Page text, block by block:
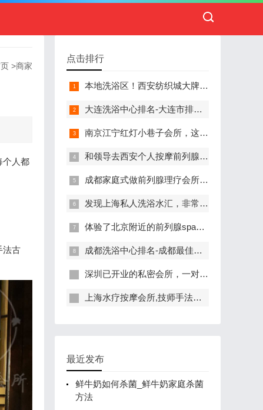
>商家
个人都
法古
点击排行
本地洗浴区！西安纺织城大牌精英男子会馆.让你不负此行（新项目)）
大连洗浴中心排名-大连市排名前十的洗浴中心盘点
南京江宁红灯小巷子会所，这里您来了就不想走
和领导去西安个人按摩前列腺私人养生馆，体验一次最舒心的感受
成都家庭式做前列腺理疗会所,按摩按得特别舒服，放松减压的好地方
发现上海私人洗浴水汇，非常值得推荐的一个休闲场所
体验了北京附近的前列腺spa养生馆，刚体验完就忍不住分享出来
成都洗浴中心排名-成都最佳洗浴中心TOP10排名
深圳已开业的私密会所，一对一服务，保证给你带来绝佳体验
上海水疗按摩会所,技师手法专业，休闲度假的好去处
最近发布
鲜牛奶如何杀菌_鲜牛奶家庭杀菌
方法